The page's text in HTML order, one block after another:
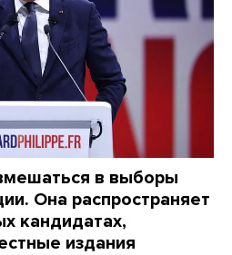
в выборы
Она распространяет
кандидатах,
издания